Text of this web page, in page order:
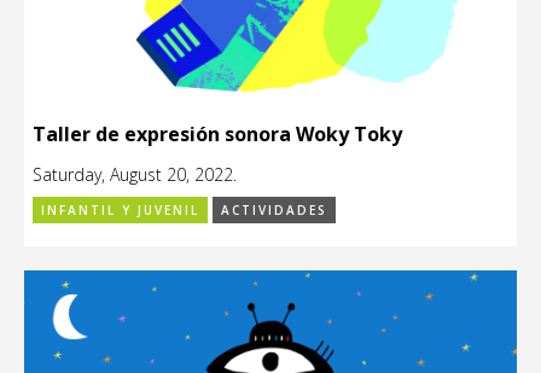
Taller de expresión sonora Woky Toky
Saturday, August 20, 2022.
INFANTIL Y JUVENIL ACTIVIDADES